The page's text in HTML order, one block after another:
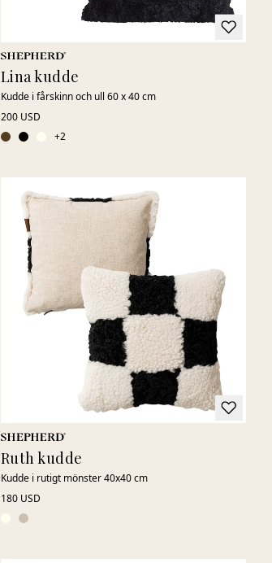
Lina kudde
Kudde i fårskinn och ull 60 x 40 cm
200 USD
+2
Ruth kudde
Kudde i rutigt mönster 40x40 cm
180 USD